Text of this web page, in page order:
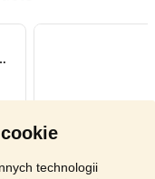
technologii